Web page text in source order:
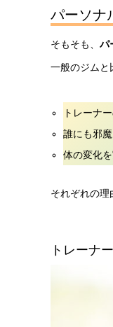
パーソナ
そもそも、 パ
一般のジムと
トレーナ
誰にも邪
体の変化
それぞれの理
トレーナ